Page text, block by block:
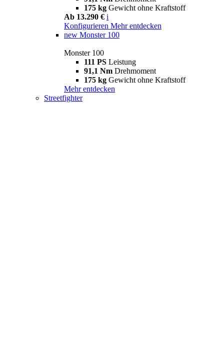
175 kg Gewicht ohne Kraftstoff
Ab 13.290 € i
Konfigurieren Mehr entdecken
new Monster 100
Monster 100
111 PS Leistung
91,1 Nm Drehmoment
175 kg Gewicht ohne Kraftstoff
Mehr entdecken
Streetfighter